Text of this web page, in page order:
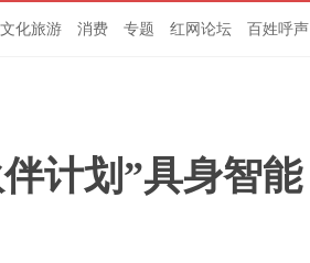
文化旅游 消费 专题 红网论坛 百姓呼声
计划”具身智能